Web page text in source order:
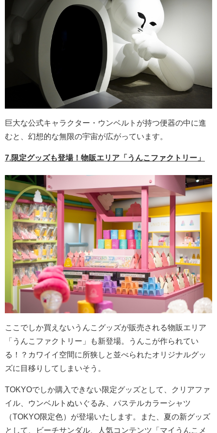
巨大な公式キャラクター・ウンベルトが持つ便器の中に進
むと、幻想的な無限の宇宙が広がっています。
7.限定グッズも登場！物販エリア「うんこファクトリー」
ここでしか買えないうんこグッズが販売される物販エリア
「うんこファクトリー」も新登場。うんこが作られてい
る！？カワイイ空間に所狭しと並べられたオリジナルグッ
ズに目移りしてしまいそう。
TOKYOでしか購入できない限定グッズとして、クリアファ
イル、ウンベルトぬいぐるみ、パステルカラーシャツ
（TOKYO限定色）が登場いたします。また、夏の新グッズ
として、ビーチサンダル、人気コンテンツ「マイうんこメ